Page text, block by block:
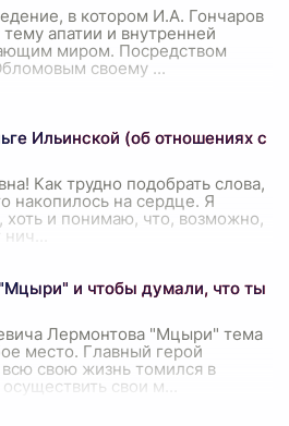
в котором И.А. Гончаров
апатии и внутренней
миром. Посредством
своему ...
Ильинской (об отношениях с
Как трудно подобрать слова,
накопилось на сердце. Я
хоть и понимаю, что, возможно,
нич
и чтобы думали, что ты
Лермонтова "Мцыри" тема
место. Главный герой
свою жизнь томился в
свои м